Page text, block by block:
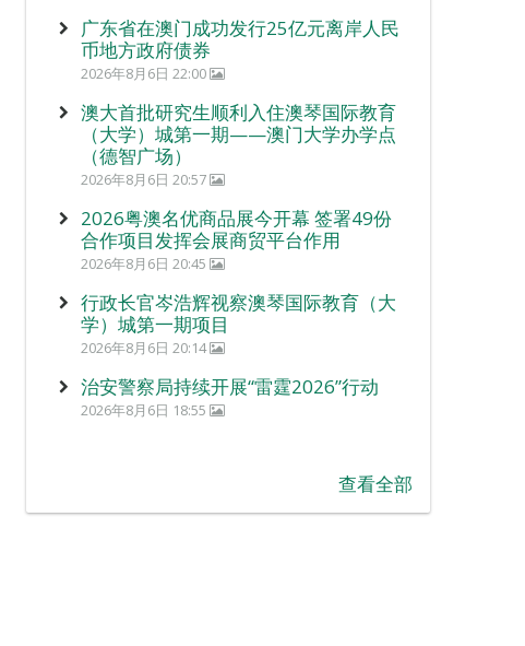
广东省在澳门成功发行25亿元离岸人民
币地方政府债券
2026年8月6日 22:00
澳大首批研究生顺利入住澳琴国际教育
（大学）城第一期——澳门大学办学点
（德智广场）
2026年8月6日 20:57
2026粤澳名优商品展今开幕 签署49份
合作项目发挥会展商贸平台作用
2026年8月6日 20:45
行政长官岑浩辉视察澳琴国际教育（大
学）城第一期项目
2026年8月6日 20:14
治安警察局持续开展“雷霆2026”行动
2026年8月6日 18:55
查看全部